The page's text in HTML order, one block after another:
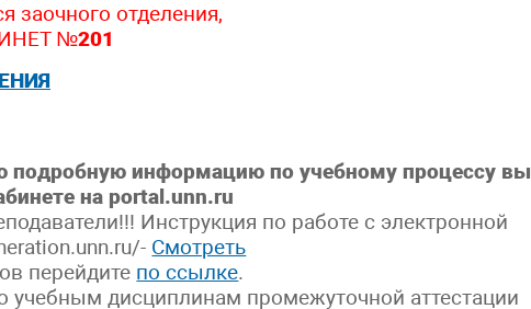
отделения,
№201
информацию по учебному процессу вы
на portal.unn.ru
Инструкция по работе с электронной
Смотреть
перейдите по ссылке.
учебным дисциплинам промежуточной аттестации